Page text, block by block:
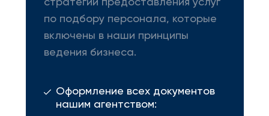
стратегии предоставления услуг
по подбору персонала, которые
включены в наши принципы
ведения бизнеса.
Оформление всех документов
нашим агентством: